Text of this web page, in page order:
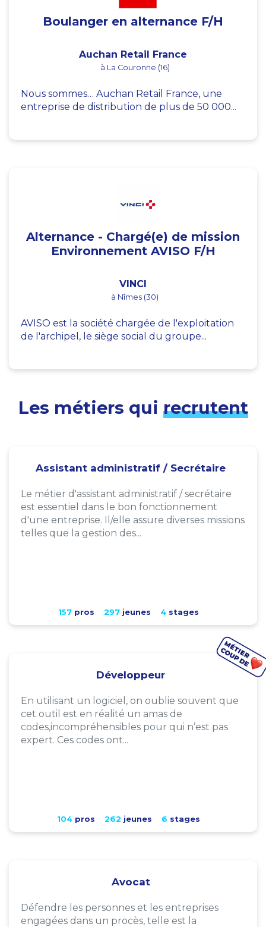
Boulanger en alternance F/H
Auchan Retail France
à La Couronne (16)
Nous sommes… Auchan Retail France, une
entreprise de distribution de plus de 50 000...
Alternance - Chargé(e) de mission
Environnement AVISO F/H
VINCI
à Nîmes (30)
AVISO est la société chargée de l'exploitation
de l'archipel, le siège social du groupe...
Les métiers qui recrutent
Assistant administratif / Secrétaire
Le métier d'assistant administratif / secrétaire
est essentiel dans le bon fonctionnement
d'une entreprise. Il/elle assure diverses missions
telles que la gestion des...
157pros 297jeunes 4stages
Développeur
En utilisant un logiciel, on oublie souvent que
cet outil est en réalité un amas de
codes,incompréhensibles pour qui n’est pas
expert. Ces codes ont...
104pros 262 jeunes 6 stages
Avocat
Défendre les personnes et les entreprises
engagées dans un procès, telle est la